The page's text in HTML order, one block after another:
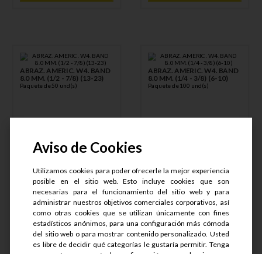
ABRAZ. AMERIC. W4. BAND
8.0 MM. (1/2 - 7/8) (13-23)
Paquete de 50 und(s)
33.50
25.13
Agregar al carrito
ABRAZ. AMERIC. W4. BAND
8.0 MM. (1/4 - 3/8) (6-10)
Paquete de 100 und(s)
S/49.50
Agregar al carrito
Aviso de Cookies
Utilizamos cookies para poder ofrecerle la mejor experiencia
posible en el sitio web. Esto incluye cookies que son
necesarias para el funcionamiento del sitio web y para
administrar nuestros objetivos comerciales corporativos, así
como otras cookies que se utilizan únicamente con fines
estadísticos anónimos, para una configuración más cómoda
del sitio web o para mostrar contenido personalizado. Usted
es libre de decidir qué categorías le gustaría permitir. Tenga